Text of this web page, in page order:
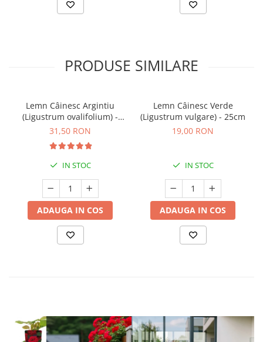
PRODUSE SIMILARE
Lemn Câinesc Argintiu
(Ligustrum ovalifolium) -
40cm
31,50 RON
IN STOC
ADAUGA IN COS
Lemn Câinesc Verde
(Ligustrum vulgare) - 25cm
19,00 RON
IN STOC
ADAUGA IN COS